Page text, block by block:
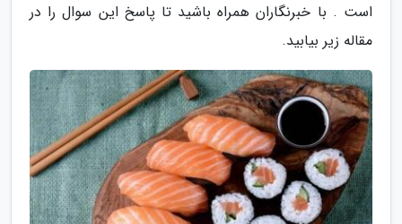
است . با خبرنگاران همراه باشید تا پاسخ این سوال را در
مقاله زیر بیابید.